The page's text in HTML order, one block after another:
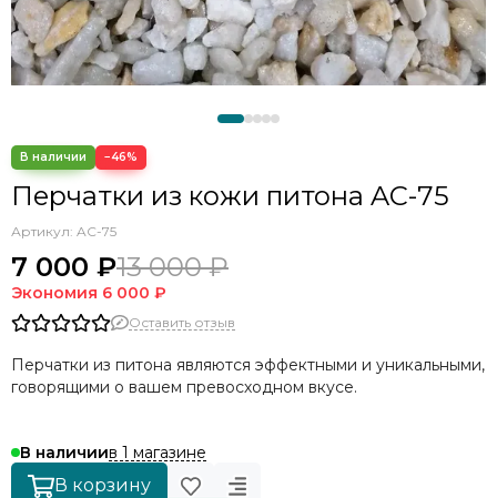
−46%
Перчатки из кожи питона AC-75
Артикул: AC-75
7 000 ₽13 000 ₽
Экономия 6 000 ₽
Оставить отзыв
Перчатки из питона являются эффектными и уникальными,
говорящими о вашем превосходном вкусе.
В наличиив 1 магазине
В корзину